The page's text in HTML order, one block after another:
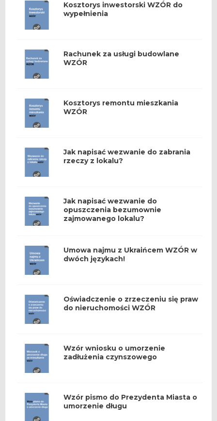
Kosztorys inwestorski WZÓR do
wypełnienia
Rachunek za usługi budowlane
WZÓR
Kosztorys remontu mieszkania
WZÓR
Jak napisać wezwanie do zabrania
rzeczy z lokalu?
Jak napisać wezwanie do
opuszczenia bezumownie
zajmowanego lokalu?
Umowa najmu z Ukraińcem WZÓR w
dwóch językach!
Oświadczenie o zrzeczeniu się praw
do nieruchomości WZÓR
Wzór wniosku o umorzenie
zadłużenia czynszowego
Wzór pismo do Prezydenta Miasta o
umorzenie długu